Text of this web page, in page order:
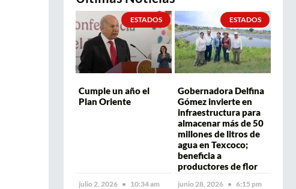
ESTADOS
Cumple un año el
Plan Oriente
julio 2, 2026 10:34 am
ESTADOS
Gobernadora Delfina
Gómez invierte en
infraestructura para
almacenar más de 50
millones de litros de
agua en Texcoco;
beneficia a
productores de flor
junio 28, 2026 6:15 pm